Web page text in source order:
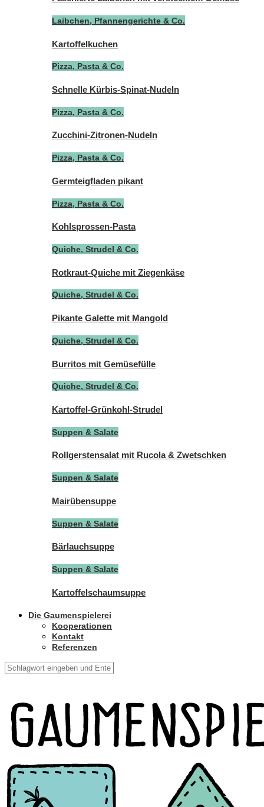
Laibchen, Pfannengerichte & Co.
Kartoffelkuchen
Pizza, Pasta & Co.
Schnelle Kürbis-Spinat-Nudeln
Pizza, Pasta & Co.
Zucchini-Zitronen-Nudeln
Pizza, Pasta & Co.
Germteigfladen pikant
Pizza, Pasta & Co.
Kohlsprossen-Pasta
Quiche, Strudel & Co.
Rotkraut-Quiche mit Ziegenkäse
Quiche, Strudel & Co.
Pikante Galette mit Mangold
Quiche, Strudel & Co.
Burritos mit Gemüsefülle
Quiche, Strudel & Co.
Kartoffel-Grünkohl-Strudel
Suppen & Salate
Rollgerstensalat mit Rucola & Zwetschken
Suppen & Salate
Mairübensuppe
Suppen & Salate
Bärlauchsuppe
Suppen & Salate
Kartoffelschaumsuppe
Die Gaumenspielerei
Kooperationen
Kontakt
Referenzen